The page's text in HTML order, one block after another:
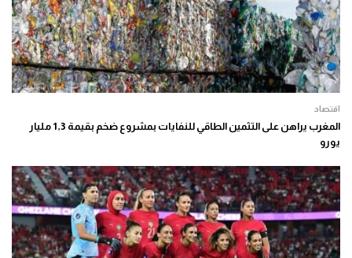
اقتصاد
المغرب يراهن على التثمين الطاقي للنفايات بمشروع ضخم بقيمة 1,3 مليار
يورو